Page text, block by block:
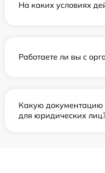
На каких условиях
Работаете ли вы с
Какую документацию
для юридических